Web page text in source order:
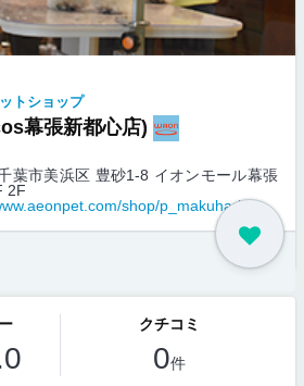
トショップ
幕張新都心店)
葉市美浜区 豊砂1-8 イオンモール幕張
2F
shop/p_makuhari/
クチコミ
0件